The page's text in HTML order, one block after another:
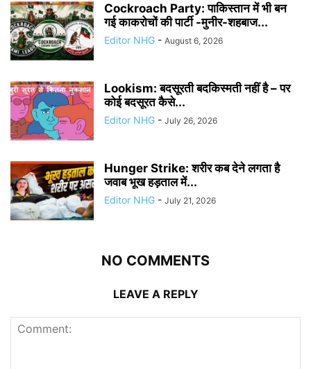
Cockroach Party: पाकिस्तान में भी बन
गई काकरोचों की पार्टी -मुनीर-शहबाज...
Editor NHG - August 6, 2026
Lookism: बदसूरती बदकिस्मती नहीं है – पर
कोई बदसूरत कैसे...
Editor NHG - July 26, 2026
Hunger Strike: शरीर कब देने लगता है
जवाब भूख हड़ताल में...
Editor NHG - July 21, 2026
NO COMMENTS
LEAVE A REPLY